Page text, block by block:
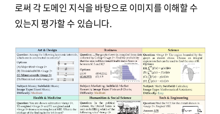
로써 각 도메인 지식을 바탕으로 이미지를 이해할 수
있는지 평가할 수 있습니다.